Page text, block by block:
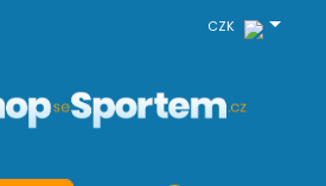
CZK